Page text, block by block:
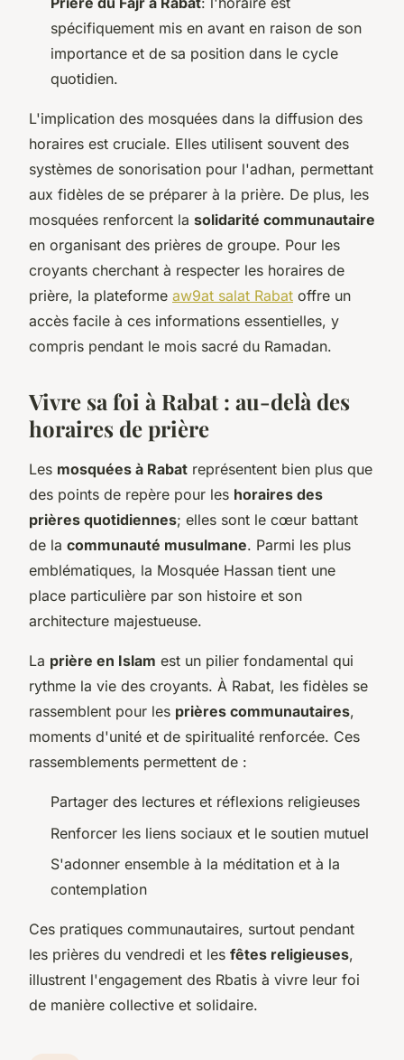
spécifiquement mis en avant en raison de son
importance et de sa position dans le cycle
quotidien.
L'implication des mosquées dans la diffusion des
horaires est cruciale. Elles utilisent souvent des
systèmes de sonorisation pour l'adhan, permettant
aux fidèles de se préparer à la prière. De plus, les
mosquées renforcent la solidarité communautaire
en organisant des prières de groupe. Pour les
croyants cherchant à respecter les horaires de
prière, la plateforme aw9at salat Rabat offre un
accès facile à ces informations essentielles, y
compris pendant le mois sacré du Ramadan.
Vivre sa foi à Rabat : au-delà des
horaires de prière
Les mosquées à Rabat représentent bien plus que
des points de repère pour les horaires des
prières quotidiennes; elles sont le cœur battant
de la communauté musulmane. Parmi les plus
emblématiques, la Mosquée Hassan tient une
place particulière par son histoire et son
architecture majestueuse.
La prière en Islam est un pilier fondamental qui
rythme la vie des croyants. À Rabat, les fidèles se
rassemblent pour les prières communautaires,
moments d'unité et de spiritualité renforcée. Ces
rassemblements permettent de :
Partager des lectures et réflexions religieuses
Renforcer les liens sociaux et le soutien mutuel
S'adonner ensemble à la méditation et à la
contemplation
Ces pratiques communautaires, surtout pendant
les prières du vendredi et les fêtes religieuses,
illustrent l'engagement des Rbatis à vivre leur foi
de manière collective et solidaire.